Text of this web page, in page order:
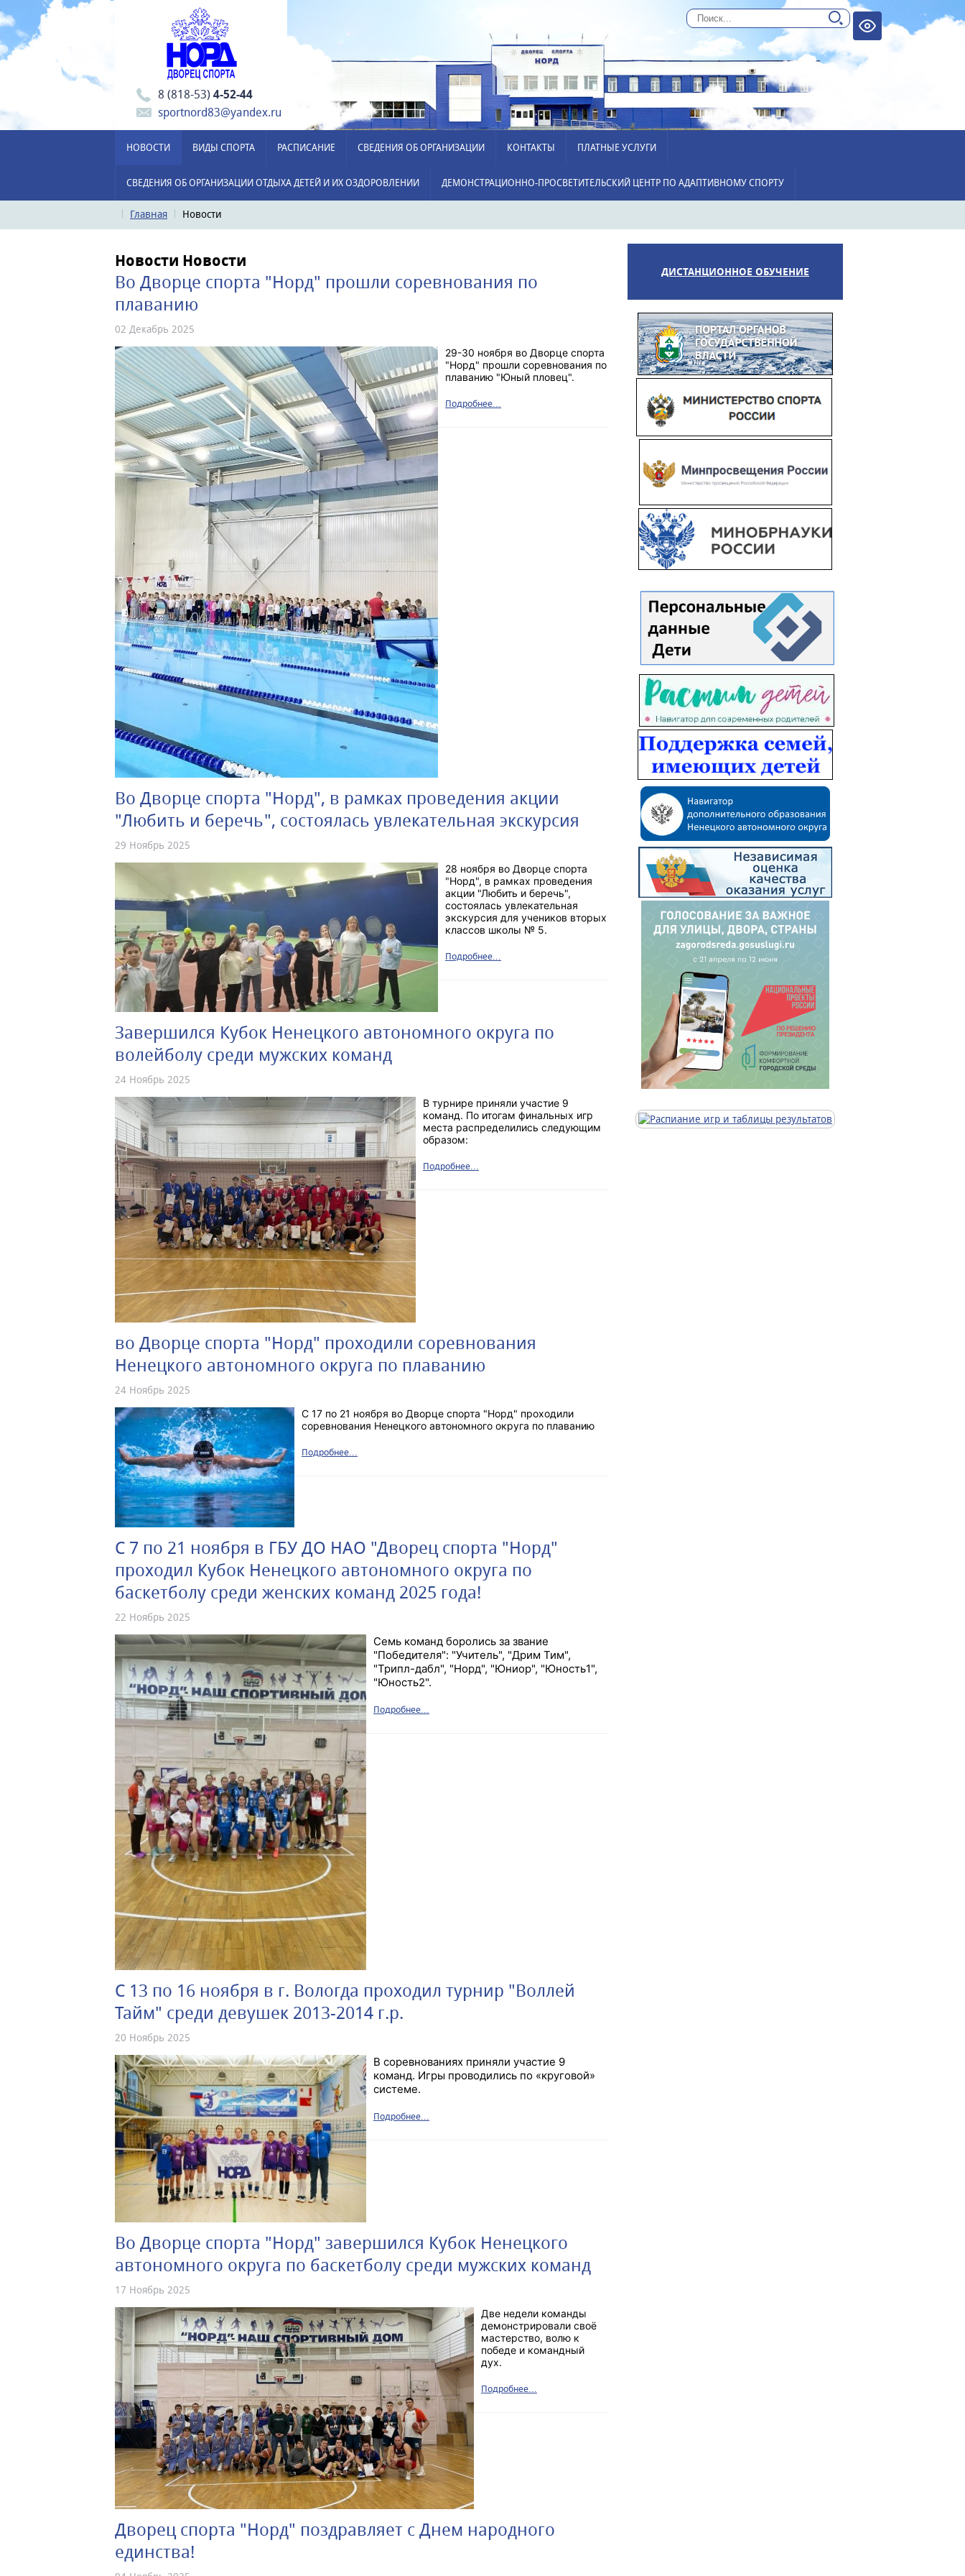
8 (818-53)4-52-44
sportnord83@yandex.ru
НОВОСТИ ВИДЫ СПОРТА РАСПИСАНИЕ СВЕДЕНИЯ ОБ ОРГАНИЗАЦИИ КОНТАКТЫ ПЛАТНЫЕ УСЛУГИ
СВЕДЕНИЯ ОБ ОРГАНИЗАЦИИ ОТДЫХА ДЕТЕЙ И ИХ ОЗДОРОВЛЕНИИ ДЕМОНСТРАЦИОННО-ПРОСВЕТИТЕЛЬСКИЙ ЦЕНТР ПО АДАПТИВНОМУ СПОРТУ
Главная Новости
Новости Новости
Во Дворце спорта "Норд" прошли соревнования по
плаванию
02 Декабрь 2025
29-30 ноября во Дворце спорта
"Норд" прошли соревнования по
плаванию "Юный пловец".
Подробнее...
Во Дворце спорта "Норд", ️в рамках проведения акции
"Любить и беречь", состоялась увлекательная экскурсия
29 Ноябрь 2025
28 ноября во Дворце спорта
"Норд", ️в рамках проведения
акции "Любить и беречь",
состоялась увлекательная
экскурсия для учеников вторых
классов школы № 5.
Подробнее...
Завершился Кубок Ненецкого автономного округа по
волейболу среди мужских команд
24 Ноябрь 2025
В турнире приняли участие 9
команд. По итогам финальных игр
места распределились следующим
образом:
Подробнее...
во Дворце спорта "Норд" проходили соревнования
Ненецкого автономного округа по плаванию
24 Ноябрь 2025
С 17 по 21 ноября во Дворце спорта "Норд" проходили
соревнования Ненецкого автономного округа по плаванию
Подробнее...
С 7 по 21 ноября в ГБУ ДО НАО "Дворец спорта "Норд"
проходил Кубок Ненецкого автономного округа по
баскетболу среди женских команд 2025 года!
22 Ноябрь 2025
Семь команд боролись за звание
"Победителя": "Учитель", "Дрим Тим",
"Трипл-дабл", "Норд", "Юниор", "Юность1",
"Юность2".
Подробнее...
С 13 по 16 ноября в г. Вологда проходил турнир "Воллей
Тайм" среди девушек 2013-2014 г.р.
20 Ноябрь 2025
В соревнованиях приняли участие 9
команд. Игры проводились по «круговой»
системе.
Подробнее...
Во Дворце спорта "Норд" завершился Кубок Ненецкого
автономного округа по баскетболу среди мужских команд
17 Ноябрь 2025
Две недели команды
демонстрировали своё
мастерство, волю к
победе и командный
дух.
Подробнее...
Дворец спорта "Норд" поздравляет с Днем народного
единства!
ДИСТАНЦИОННОЕ ОБУЧЕНИЕ